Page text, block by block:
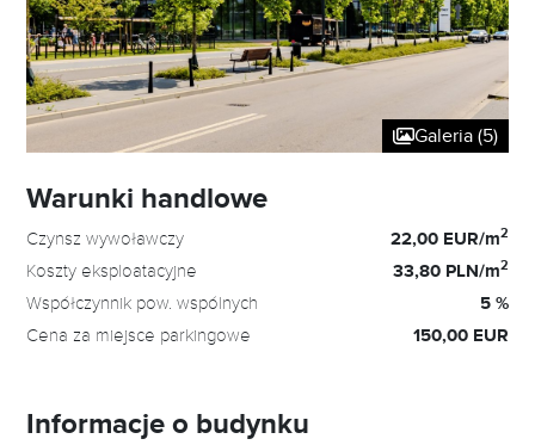
Galeria (5)
Warunki handlowe
Czynsz wywoławczy 22,00 EUR/m2
Koszty eksploatacyjne 33,80 PLN/m2
Współczynnik pow. wspólnych 5 %
Cena za miejsce parkingowe 150,00 EUR
Informacje o budynku